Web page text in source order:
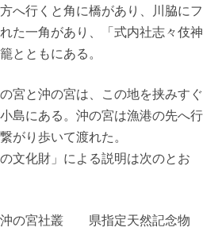
へ行くと角に橋があり、川脇にフ
た一角があり、「式内社志々伎神
とともにある。
宮と沖の宮は、この地を挟みすぐ
島にある。沖の宮は漁港の先へ行
がり歩いて渡れた。
文化財」による説明は次のとお
沖の宮社叢 県指定天然記念物